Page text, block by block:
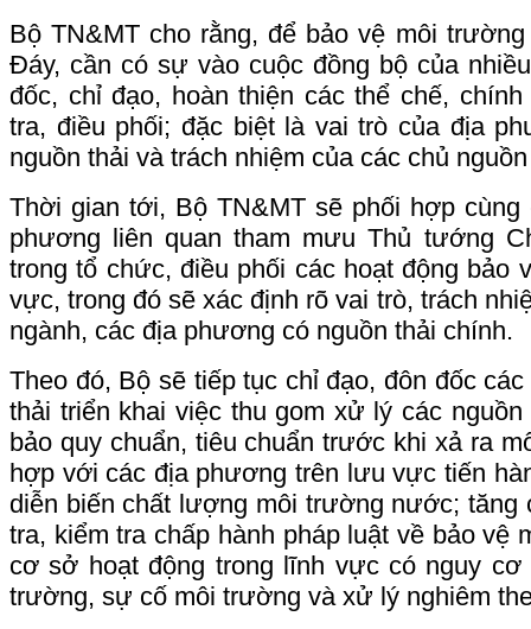
Bộ TN&MT cho rằng, để bảo vệ môi
Đáy, cần có sự vào cuộc đồng bộ của
đốc, chỉ đạo, hoàn thiện các thể chế,
tra, điều phối; đặc biệt là vai trò của địa
nguồn thải và trách nhiệm của các chủ
Thời gian tới, Bộ TN&MT sẽ phối hợp cùng
phương liên quan tham mưu Thủ tướng
trong tổ chức, điều phối các hoạt động bảo
vực, trong đó sẽ xác định rõ vai trò, trách
ngành, các địa phương có nguồn thải chính.
Theo đó, Bộ sẽ tiếp tục chỉ đạo, đôn đốc
thải triển khai việc thu gom xử lý các
bảo quy chuẩn, tiêu chuẩn trước khi xả ra
hợp với các địa phương trên lưu vực tiến
diễn biến chất lượng môi trường nước; tăng
tra, kiểm tra chấp hành pháp luật về bảo vệ
cơ sở hoạt động trong lĩnh vực có nguy cơ
trường, sự cố môi trường và xử lý nghiêm